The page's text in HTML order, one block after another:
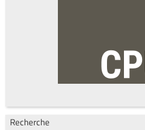
Recherche